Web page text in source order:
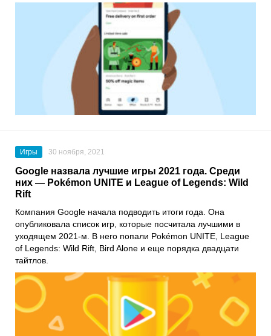
Игры 30 ноября, 2021
Google назвала лучшие игры 2021 года. Среди
них — Pokémon UNITE и League of Legends: Wild
Rift
Компания Google начала подводить итоги года. Она
опубликовала список игр, которые посчитала лучшими в
уходящем 2021-м. В него попали Pokémon UNITE League
of Legends: Wild Rift, Bird Alone и еще порядка двадцати
тайтлов.